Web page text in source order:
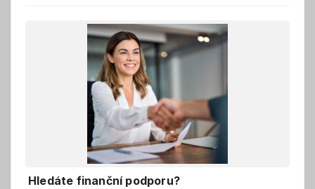
Hledáte finanční podporu?